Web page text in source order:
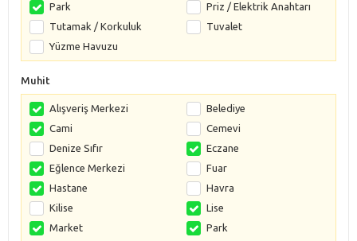
Park
Priz / Elektrik Anahtarı
Tutamak / Korkuluk
Tuvalet
Yüzme Havuzu
Muhit
Alışveriş Merkezi
Belediye
Cami
Cemevi
Denize Sıfır
Eczane
Eğlence Merkezi
Fuar
Hastane
Havra
Kilise
Lise
Market
Park